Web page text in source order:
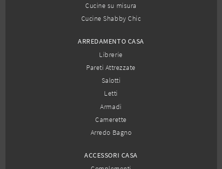
Cucine su misura
Cucine Shabby Chic
ARREDAMENTO CASA
Librerie
Pareti Attrezzate
Salotti
Letti
Armadi
Camerette
Arredo Bagno
ACCESSORI CASA